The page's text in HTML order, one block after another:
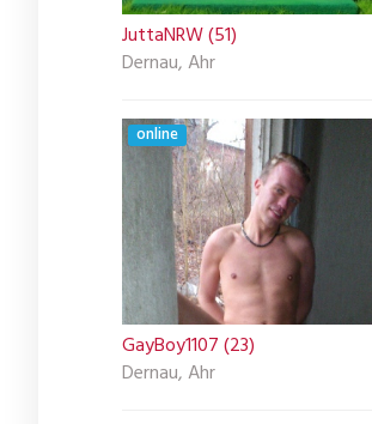
JuttaNRW (51)
Dernau, Ahr
online
GayBoy1107 (23)
Dernau, Ahr